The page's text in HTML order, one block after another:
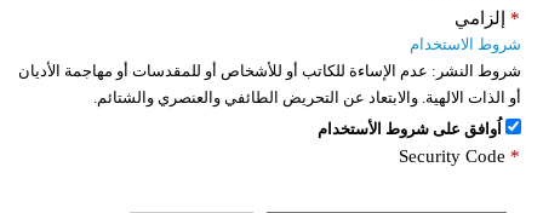
إلزامي *
شروط الاستخدام
شروط النشر: عدم الإساءة للكاتب أو للأشخاص أو للمقدسات أو مهاجمة الأديان
أو الذات الالهية. والابتعاد عن التحريض الطائفي والعنصري والشتائم.
اُوافق على شروط الأستخدام
Security Code *